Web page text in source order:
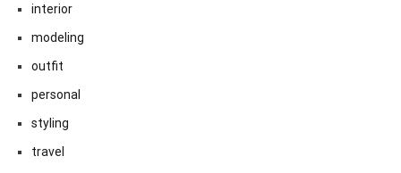
interior
modeling
outfit
personal
styling
travel